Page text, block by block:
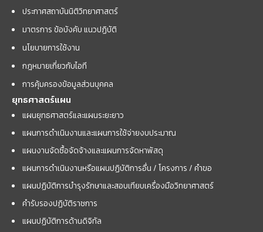
ประกาศสถาบันนิติวิทยาศาสตร์
มาตรการ ข้อบังคับ แนวปฏิบัติ
นโยบายการใช้งาน
กฎหมายเกี่ยวกับไอที
การคุ้มครองข้อมูลส่วนบุคคล
ยุทธศาสตร์แผน
แผนยุทธศาสตร์และแผนระยะยาว
แผนการดำเนินงานและแผนการใช้จ่ายงบประมาณ
แผนงานจัดซื้อจัดจ้างและแผนการจัดหาพัสดุ
แผนการดำเนินงานหรือแผนปฏิบัติการอื่น / โครงการ / คำขอ
แผนปฏิบัติการบำรุงรักษาและสอบเทียบเครื่องมือวิทยาศาสตร์
คำรับรองปฏิบัติราชการ
แผนปฏิบัติการด้านดิจิทัล